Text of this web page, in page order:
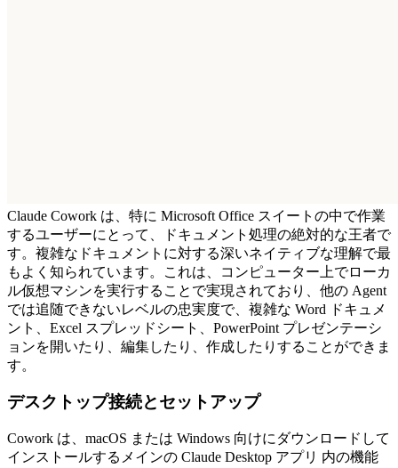
Claude Cowork は、特に Microsoft Office スイートの中で作業
するユーザーにとって、ドキュメント処理の絶対的な王者で
す。複雑なドキュメントに対する深いネイティブな理解で最
もよく知られています。これは、コンピューター上でローカ
ル仮想マシンを実行することで実現されており、他の Agent
では追随できないレベルの忠実度で、複雑な Word ドキュメ
ント、Excel スプレッドシート、PowerPoint プレゼンテーシ
ョンを開いたり、編集したり、作成したりすることができま
す。
デスクトップ接続とセットアップ
Cowork は、macOS または Windows 向けにダウンロードして
インストールするメインの Claude Desktop アプリ 内の機能